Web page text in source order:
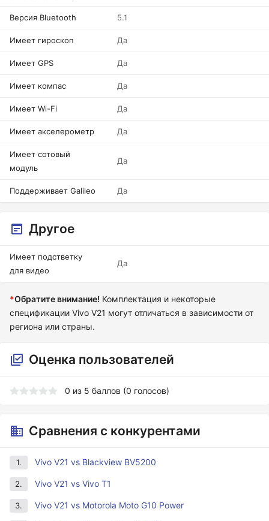
Версия Bluetooth 5.1
Имеет гироскоп Да
Имеет GPS Да
Имеет компас Да
Имеет Wi-Fi Да
Имеет акселерометр Да
Имеет сотовый
модуль
Да
Поддерживает Galileo Да
Другое
Имеет подстветку
для видео
Да
*Обратите внимание! Комплектация и некоторые
спецификации Vivo V21 могут отличаться в зависимости от
региона или страны.
Оценка пользователей
0 из 5 баллов (0 голосов)
Сравнения с конкурентами
1. Vivo V21 vs Blackview BV5200
2. Vivo V21 vs Vivo T1
3. Vivo V21 vs Motorola Moto G10 Power